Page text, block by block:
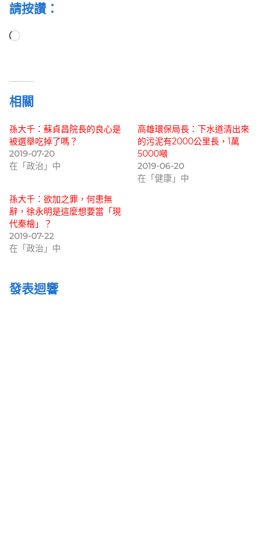
請按讚：
正
相關
孫大千：蘇貞昌院長的良心是
被選舉吃掉了嗎？
2019-07-20
在「政治」中
高雄環保局長：下水道清出來
的污泥有2000公里長，1萬
5000噸
2019-06-20
在「健康」中
孫大千：欲加之罪，何患無
辭，徐永明是這麼想要當「現
代秦檜」？
2019-07-22
在「政治」中
發表迴響